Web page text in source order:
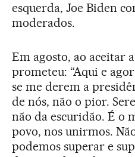
esquerda, Joe Biden
moderados.
Em agosto, ao aceitar
prometeu: “Aqui e
se me derem a
de nós, não o pior.
não da escuridão. É o
povo, nos unirmos.
podemos superar e